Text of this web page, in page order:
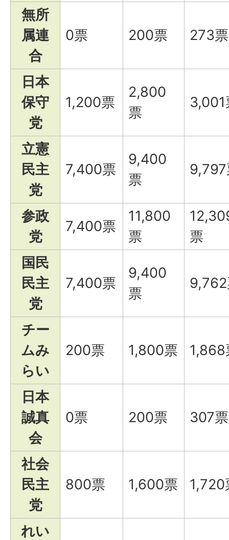
無所
属連
合
0票 200票 273票
日本
保守
党
1,200票
2,800
票
3,001
立憲
民主
党
7,400票
9,400
票
参政
党
7,400票
11,800
票
票
国民
民主
党
7,400票
9,400
票
チー
ムみ
らい
200票 1,800票 1,868
日本
誠真
会
0票 200票 307票
社会
民主
党
800票 1,600票 1,720
れい